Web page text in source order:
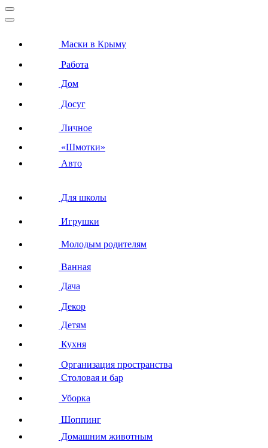
Маски в Крыму
Работа
Дом
Досуг
Личное
«Шмотки»
Авто
Для школы
Игрушки
Молодым родителям
Ванная
Дача
Декор
Детям
Кухня
Организация пространства
Столовая и бар
Уборка
Шоппинг
Домашним животным